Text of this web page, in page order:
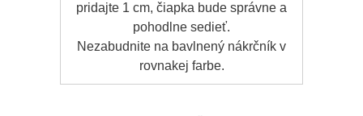
pridajte 1 cm, čiapka bude správne a
pohodlne sedieť.
Nezabudnite na bavlnený nákrčník v
rovnakej farbe.